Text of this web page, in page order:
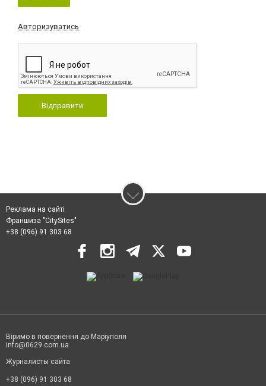
Авторизуватись
Відправити
Реклама на сайті
Франшиза "CitySites"
+38 (096) 91 303 68
Віримо в повернення до Маріуполя
info@0629.com.ua
Журналисты сайта
+38 (096) 91 303 68